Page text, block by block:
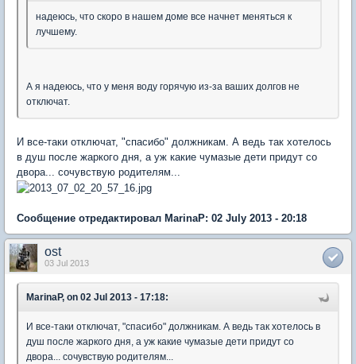
надеюсь, что скоро в нашем доме все начнет меняться к
лучшему.
А я надеюсь, что у меня воду горячую из-за ваших долгов не
отключат.
И все-таки отключат, "спасибо" должникам. А ведь так хотелось
в душ после жаркого дня, а уж какие чумазые дети придут со
двора... сочувствую родителям...
Сообщение отредактировал MarinaP: 02 July 2013 - 20:18
ost
03 Jul 2013
MarinaP, on 02 Jul 2013 - 17:18:
И все-таки отключат, "спасибо" должникам. А ведь так хотелось в
душ после жаркого дня, а уж какие чумазые дети придут со
двора... сочувствую родителям...